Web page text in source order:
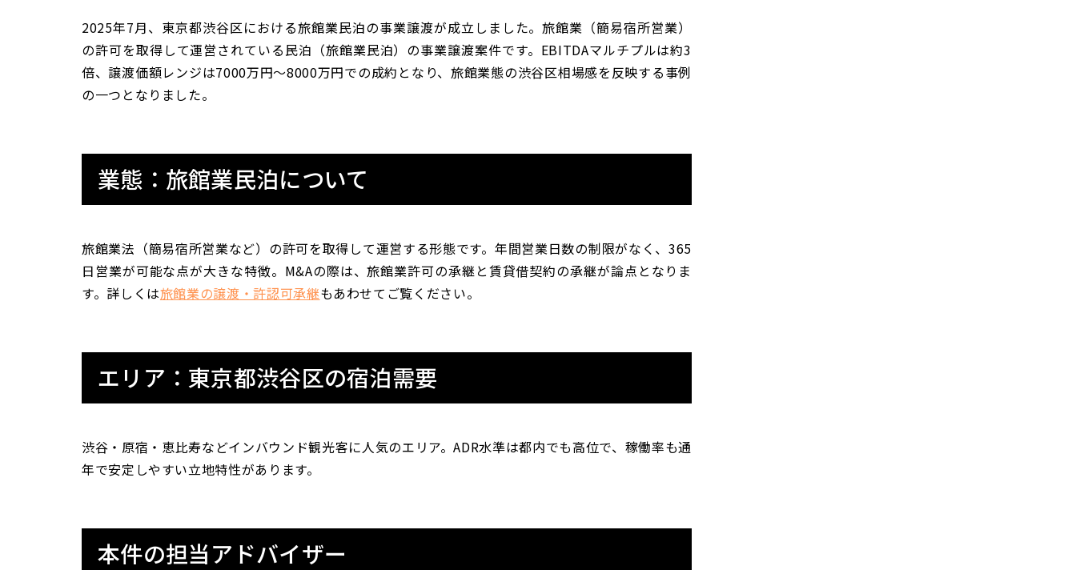
2025年7月、東京都渋谷区における旅館業民泊の事業譲渡が成立しました。旅館業（簡易宿所営業）
の許可を取得して運営されている民泊（旅館業民泊）の事業譲渡案件です。EBITDAマルチプルは約3
倍、譲渡価額レンジは7000万円〜8000万円での成約となり、旅館業態の渋谷区相場感を反映する事例
の一つとなりました。
業態：旅館業民泊について
旅館業法（簡易宿所営業など）の許可を取得して運営する形態です。年間営業日数の制限がなく、365
日営業が可能な点が大きな特徴。M&Aの際は、旅館業許可の承継と賃貸借契約の承継が論点となりま
す。詳しくは旅館業の譲渡・許認可承継もあわせてご覧ください。
エリア：東京都渋谷区の宿泊需要
渋谷・原宿・恵比寿などインバウンド観光客に人気のエリア。ADR水準は都内でも高位で、稼働率も通
年で安定しやすい立地特性があります。
本件の担当アドバイザー